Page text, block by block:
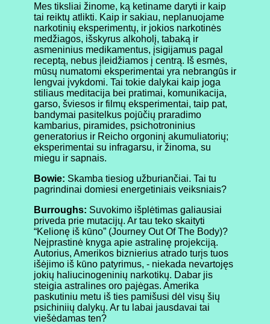
Mes tiksliai žinome, ką ketiname daryti ir kaip
tai reiktų atlikti. Kaip ir sakiau, neplanuojame
narkotinių eksperimentų, ir jokios narkotinės
medžiagos, išskyrus alkoholį, tabaką ir
asmeninius medikamentus, įsigijamus pagal
receptą, nebus įleidžiamos į centrą. Iš esmės,
mūsų numatomi eksperimentai yra nebrangūs ir
lengvai įvykdomi. Tai tokie dalykai kaip joga
stiliaus meditacija bei pratimai, komunikacija,
garso, šviesos ir filmų eksperimentai, taip pat,
bandymai pasitelkus pojūčių praradimo
kambarius, piramides, psichotroninius
generatorius ir Reicho orgoninį akumuliatorių;
eksperimentai su infragarsu, ir žinoma, su
miegu ir sapnais.
Bowie: Skamba tiesiog užburiančiai. Tai tu
pagrindinai domiesi energetiniais veiksniais?
Burroughs: Suvokimo išplėtimas galiausiai
priveda prie mutacijų. Ar tau teko skaityti
“Kelionę iš kūno” (Journey Out Of The Body)?
Neįprastinė knyga apie astralinę projekciją.
Autorius, Amerikos biznierius atrado turįs tuos
išėjimo iš kūno patyrimus, - niekada nevartojęs
jokių haliucinogeninių narkotikų. Dabar jis
steigia astralines oro pajėgas. Amerika
paskutiniu metu iš ties pamišusi dėl visų šių
psichiniių dalykų. Ar tu labai jausdavai tai
viešėdamas ten?